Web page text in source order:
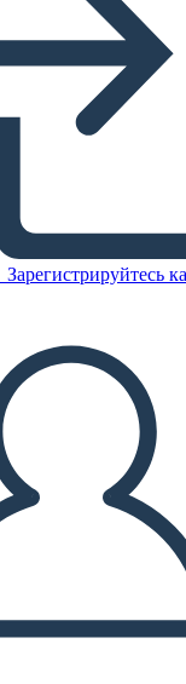
Зарегистрируйтесь
о
ШОУ